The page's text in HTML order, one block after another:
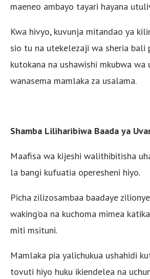
maeneo ambayo tayari hayana
Kwa hivyo, kuvunja mitandao ya
sio tu na utekelezaji wa sheria bali
kutokana na ushawishi mkubwa wa
wanasema mamlaka za usalama.
Shamba Liliharibiwa Baada ya
Maafisa wa kijeshi walithibitisha
la bangi kufuatia operesheni hiyo.
Picha zilizosambaa baadaye
waking’oa na kuchoma mimea
miti msituni.
Mamlaka pia yalichukua ushahidi
tovuti hiyo huku ikiendelea na